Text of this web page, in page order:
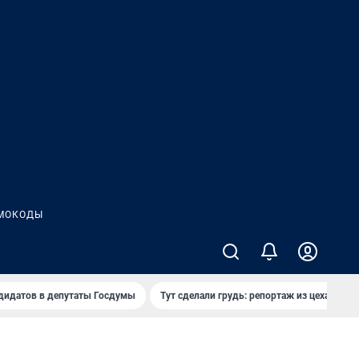
в депутаты Госдумы Тут сделали грудь: репортаж из цеха